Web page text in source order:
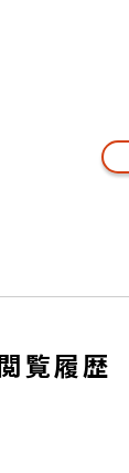
閲覧履歴